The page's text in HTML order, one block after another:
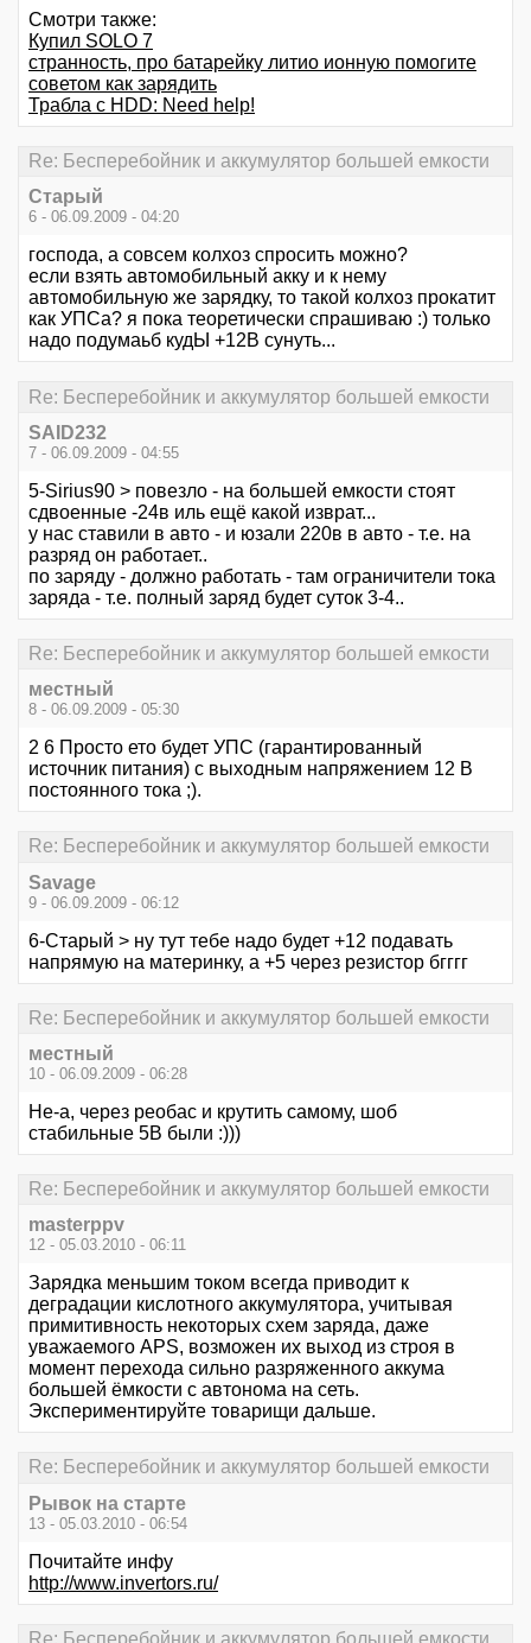
Смотри также:
Купил SOLO 7
странность, про батарейку литио ионную помогите
советом как зарядить
Трабла с HDD: Need help!
Re: Бесперебойник и аккумулятор большей емкости
Старый
6 - 06.09.2009 - 04:20
господа, а совсем колхоз спросить можно?
если взять автомобильный акку и к нему
автомобильную же зарядку, то такой колхоз прокатит
как УПСа? я пока теоретически спрашиваю :) только
надо подумаьб кудЫ +12В сунуть...
Re: Бесперебойник и аккумулятор большей емкости
SAID232
7 - 06.09.2009 - 04:55
5-Sirius90 > повезло - на большей емкости стоят
сдвоенные -24в иль ещё какой изврат...
у нас ставили в авто - и юзали 220в в авто - т.е. на
разряд он работает..
по заряду - должно работать - там ограничители тока
заряда - т.е. полный заряд будет суток 3-4..
Re: Бесперебойник и аккумулятор большей емкости
местный
8 - 06.09.2009 - 05:30
2 6 Просто ето будет УПС (гарантированный
источник питания) с выходным напряжением 12 В
постоянного тока ;).
Re: Бесперебойник и аккумулятор большей емкости
Savage
9 - 06.09.2009 - 06:12
6-Старый > ну тут тебе надо будет +12 подавать
напрямую на материнку, а +5 через резистор бгггг
Re: Бесперебойник и аккумулятор большей емкости
местный
10 - 06.09.2009 - 06:28
Не-а, через реобас и крутить самому, шоб
стабильные 5В были :)))
Re: Бесперебойник и аккумулятор большей емкости
masterppv
12 - 05.03.2010 - 06:11
Зарядка меньшим током всегда приводит к
деградации кислотного аккумулятора, учитывая
примитивность некоторых схем заряда, даже
уважаемого APS, возможен их выход из строя в
момент перехода сильно разряженного аккума
большей ёмкости с автонома на сеть.
Экспериментируйте товарищи дальше.
Re: Бесперебойник и аккумулятор большей емкости
Рывок на старте
13 - 05.03.2010 - 06:54
Почитайте инфу
http://www.invertors.ru/
Re: Бесперебойник и аккумулятор большей емкости